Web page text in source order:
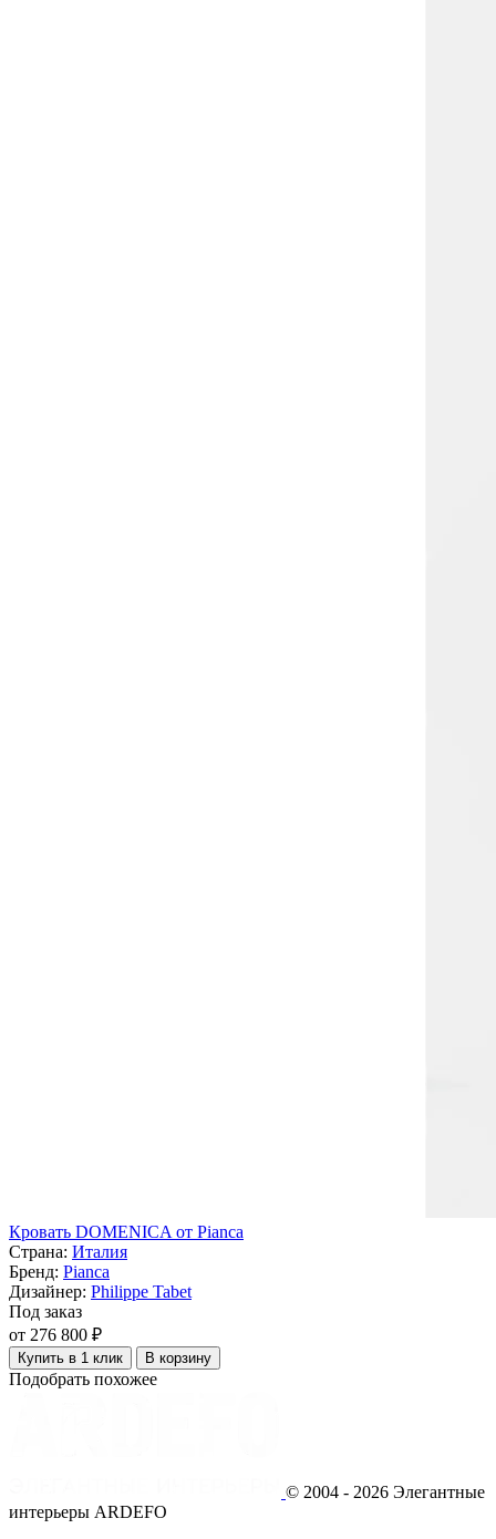
Кровать DOMENICA от Pianca
Страна: Италия
Бренд: Pianca
Дизайнер: Philippe Tabet
Под заказ
от 276 800 ₽
Купить в 1 клик В корзину
Подобрать похожее
© 2004 - 2026 Элегантные
интерьеры ARDEFO